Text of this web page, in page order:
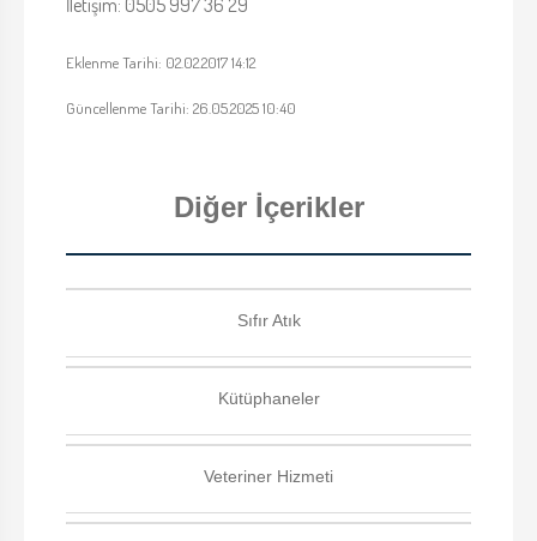
Eklenme Tarihi: 02.02.2017 14:12
Güncellenme Tarihi: 26.05.2025 10:40
Diğer İçerikler
Sıfır Atık
Kütüphaneler
Veteriner Hizmeti